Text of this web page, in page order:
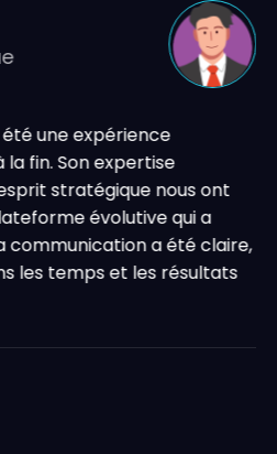
entreprise de
boutique en ligne très
a considérablement amélioré
et notre taux de
et leur compréhension des
les ont vraiment